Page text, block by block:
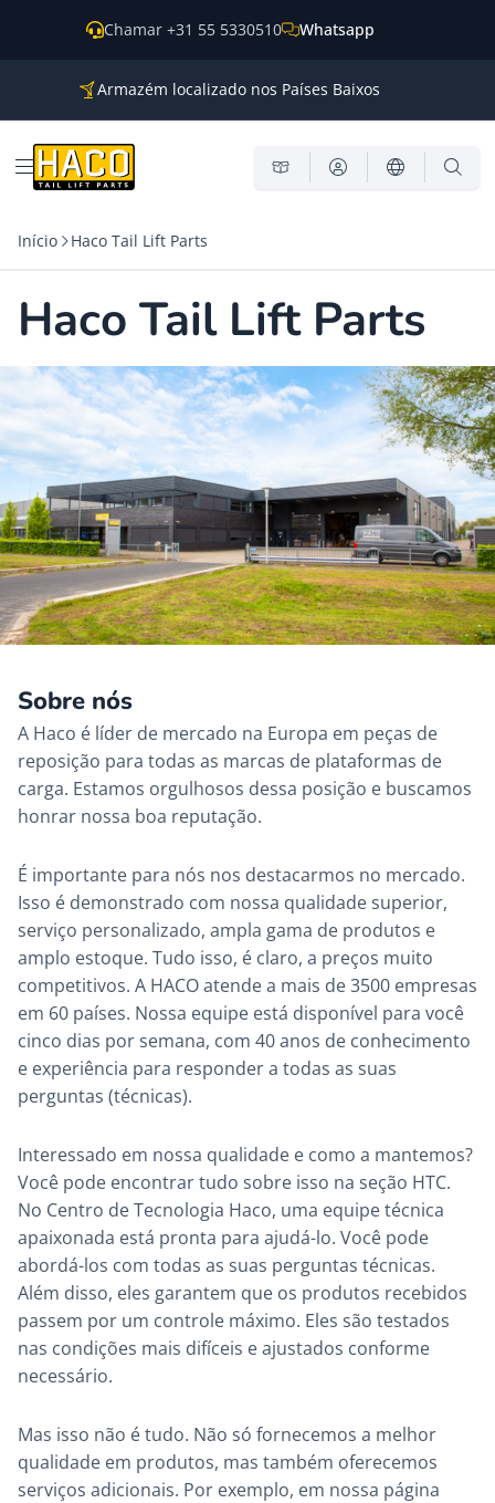
Armazém localizado nos Países Baixos
Chamar +31 55 5330510 Whatsapp
Abrir o menu
Início Haco Tail Lift Parts
Haco Tail Lift Parts
Sobre nós
A Haco é líder de mercado na Europa em peças de
reposição para todas as marcas de plataformas de
carga. Estamos orgulhosos dessa posição e buscamos
honrar nossa boa reputação.
É importante para nós nos destacarmos no mercado.
Isso é demonstrado com nossa qualidade superior,
serviço personalizado, ampla gama de produtos e
amplo estoque. Tudo isso, é claro, a preços muito
competitivos. A HACO atende a mais de 3500 empresas
em 60 países. Nossa equipe está disponível para você
cinco dias por semana, com 40 anos de conhecimento
e experiência para responder a todas as suas
perguntas (técnicas).
Interessado em nossa qualidade e como a mantemos?
Você pode encontrar tudo sobre isso na seção HTC.
No Centro de Tecnologia Haco, uma equipe técnica
apaixonada está pronta para ajudá-lo. Você pode
abordá-los com todas as suas perguntas técnicas.
Além disso, eles garantem que os produtos recebidos
passem por um controle máximo. Eles são testados
nas condições mais difíceis e ajustados conforme
necessário.
Mas isso não é tudo. Não só fornecemos a melhor
qualidade em produtos, mas também oferecemos
serviços adicionais. Por exemplo, em nossa página